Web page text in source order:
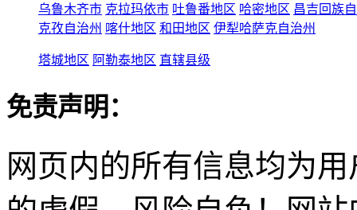
乌鲁木齐市 克拉玛依市 吐鲁番地区 哈密地区 昌吉回族
克孜自治州 喀什地区 和田地区 伊犁哈萨克自治州
塔城地区 阿勒泰地区 直辖县级
免责声明：
网页内的所有信息均为